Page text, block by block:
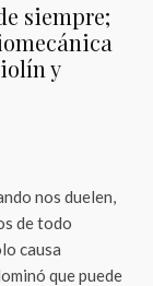
siempre;
y
nos duelen,
de todo
causa
que puede